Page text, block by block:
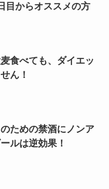
目からオススメの方
食べても、ダイエッ
ん！
ための禁酒にノンア
ルは逆効果！